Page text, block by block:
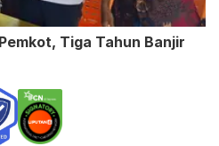
Tiga Tahun Banjir